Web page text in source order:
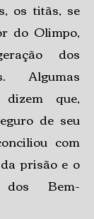
os titãs, se
do Olimpo,
dos
Algumas
que,
de seu
com
prisão e o
Bem-